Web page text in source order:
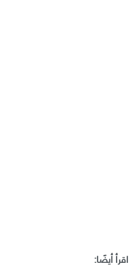
اقرأ أيضًا: